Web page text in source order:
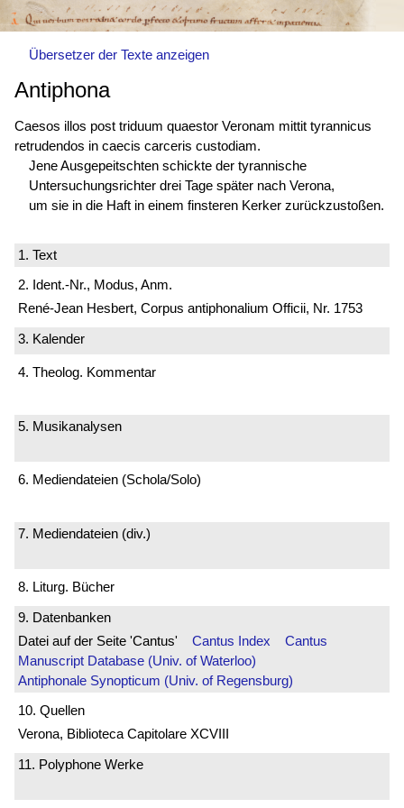
Übersetzer der Texte anzeigen
Antiphona
Caesos illos post triduum quaestor Veronam mittit tyrannicus
retrudendos in caecis carceris custodiam.
Jene Ausgepeitschten schickte der tyrannische
Untersuchungsrichter drei Tage später nach Verona,
um sie in die Haft in einem finsteren Kerker zurückzustoßen.
1. Text
2. Ident.-Nr., Modus, Anm.
René-Jean Hesbert, Corpus antiphonalium Officii, Nr. 1753
3. Kalender
4. Theolog. Kommentar
5. Musikanalysen
6. Mediendateien (Schola/Solo)
7. Mediendateien (div.)
8. Liturg. Bücher
9. Datenbanken
Datei auf der Seite 'Cantus' Cantus Index
Cantus
Manuscript Database (Univ. of Waterloo)
Antiphonale Synopticum (Univ. of Regensburg)
10. Quellen
Verona, Biblioteca Capitolare XCVIII
11. Polyphone Werke